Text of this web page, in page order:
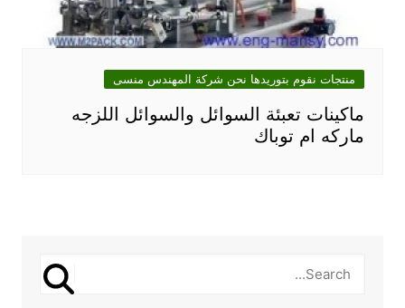
منتجات نقوم بتوريدها نحن شركة المهندس منسى
ماكينات تعبئة السوائل والسوائل اللزجه
ماركه ام توباك